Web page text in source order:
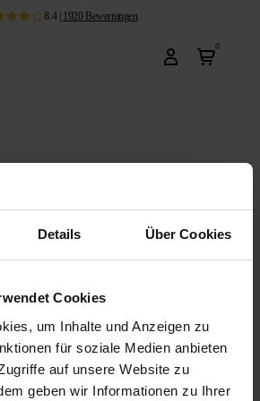
Details Über Cookies
Cookies
um Inhalte und Anzeigen zu
für soziale Medien anbieten
auf unsere Website zu
geben wir Informationen zu Ihrer
8.4| 1920 Bewertungen
0